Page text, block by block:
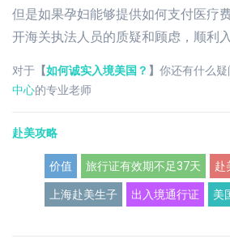
但是如果孕妇能够提供如何支付医疗
开海关执法人员的质疑和顾虑，顺利
对于 【如何诚实入境美国？ 】 你还有什么
中心的专业老师
赴美攻略
价值 旅行证有效期不足37天 赴
上海赴美生子 出入境通行证 美